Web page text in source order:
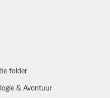
folder
& Avontuur